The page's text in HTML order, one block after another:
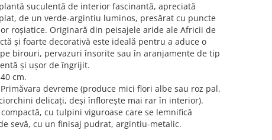
suculentă de interior fascinantă, apreciată
de un verde-argintiu luminos, presărat cu puncte
roșiatice. Originară din peisajele aride ale Africii de
și foarte decorativă este ideală pentru a aduce o
birouri, pervazuri însorite sau în aranjamente de tip
și ușor de îngrijit.
cm.
devreme (produce mici flori albe sau roz pal,
delicați, deși înflorește mai rar în interior).
cu tulpini viguroase care se lemnifică
sevă, cu un finisaj pudrat, argintiu-metalic.